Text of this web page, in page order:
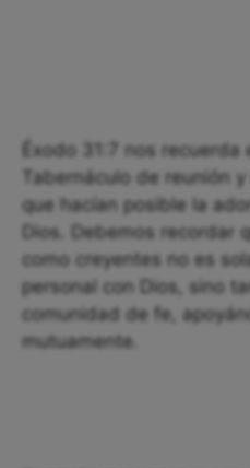
Éxodo 31:7 nos
Tabernáculo de reunión
que hacían posible la
Dios. Debemos recordar
como creyentes no es
personal con Dios, sino
comunidad de fe,
mutuamente.